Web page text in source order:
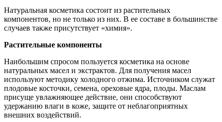
Натуральная косметика состоит из растительных
компонентов, но не только из них. В ее составе в большинстве
случаев также присутствует «химия».
Растительные компоненты
Наибольшим спросом пользуется косметика на основе
натуральных масел и экстрактов. Для получения масел
используют методику холодного отжима. Источником служат
плодовые косточки, семена, ореховые ядра, плоды. Маслам
присуще увлажняющее действие, они способствуют
удержанию влаги в коже, защите от неблагоприятных
внешних воздействий.